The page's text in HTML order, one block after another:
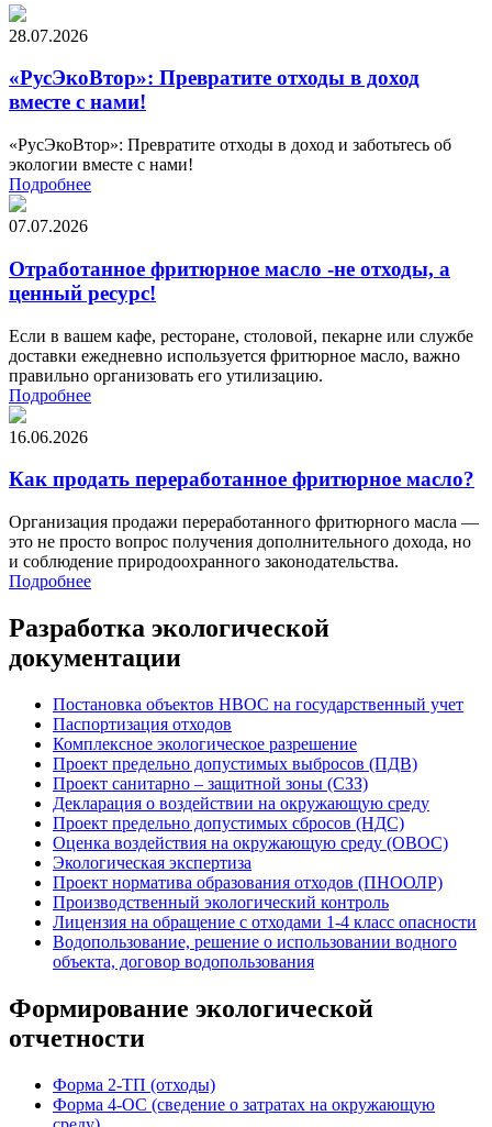
28.07.2026
«РусЭкоВтор»: Превратите отходы в доход
вместе с нами!
«РусЭкоВтор»: Превратите отходы в доход и заботьтесь об
экологии вместе с нами!
Подробнее
07.07.2026
Отработанное фритюрное масло -не отходы, а
ценный ресурс!
Если в вашем кафе, ресторане, столовой, пекарне или службе
доставки ежедневно используется фритюрное масло, важно
правильно организовать его утилизацию.
Подробнее
16.06.2026
Как продать переработанное фритюрное масло?
Организация продажи переработанного фритюрного масла —
это не просто вопрос получения дополнительного дохода, но
и соблюдение природоохранного законодательства.
Подробнее
Разработка экологической
документации
Постановка объектов НВОС на государственный учет
Паспортизация отходов
Комплексное экологическое разрешение
Проект предельно допустимых выбросов (ПДВ)
Проект санитарно – защитной зоны (СЗЗ)
Декларация о воздействии на окружающую среду
Проект предельно допустимых сбросов (НДС)
Оценка воздействия на окружающую среду (ОВОС)
Экологическая экспертиза
Проект норматива образования отходов (ПНООЛР)
Производственный экологический контроль
Лицензия на обращение с отходами 1-4 класс опасности
Водопользование, решение о использовании водного
объекта, договор водопользования
Формирование экологической
отчетности
Форма 2-ТП (отходы)
Форма 4-ОС (сведение о затратах на окружающую